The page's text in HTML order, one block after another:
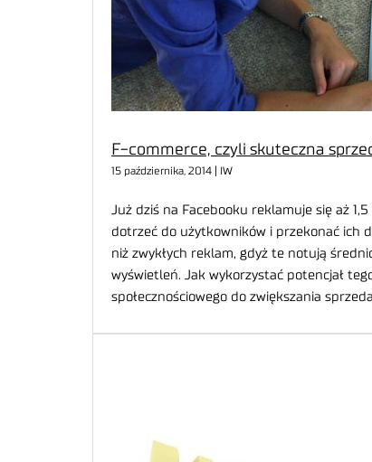
F-commerce, czyli skuteczna
15 października, 2014 | IW
Już dziś na Facebooku reklamuje się aż
dotrzeć do użytkowników i przekonać ich
niż zwykłych reklam, gdyż te notują
wyświetleń. Jak wykorzystać potencjał
społecznościowego do zwiększania